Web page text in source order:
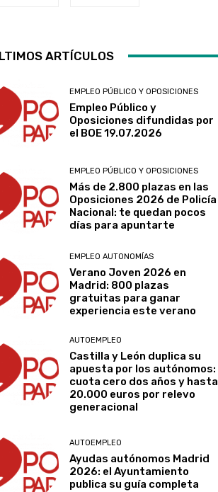
ARTÍCULOS
EMPLEO PÚBLICO Y OPOSICIONES
Empleo Público y
Oposiciones difundidas por
el BOE 19.07.2026
EMPLEO PÚBLICO Y OPOSICIONES
Más de 2.800 plazas en las
Oposiciones 2026 de Policía
Nacional: te quedan pocos
días para apuntarte
EMPLEO AUTONOMÍAS
Verano Joven 2026 en
Madrid: 800 plazas
gratuitas para ganar
experiencia este verano
AUTOEMPLEO
Castilla y León duplica su
apuesta por los autónomos:
cuota cero dos años y hasta
20.000 euros por relevo
generacional
AUTOEMPLEO
Ayudas autónomos Madrid
2026: el Ayuntamiento
publica su guía completa